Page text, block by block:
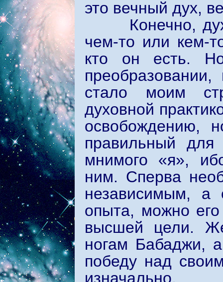
это вечный дух,
Конечно, дух
чем-то или кем-
кто он есть.
стало моим
духовной
освобождению,
правильный для
мнимого «я»,
ним. Сперва
независимым, а
опыта, можно его
высшей цели.
ногам Бабаджи,
победу над
изначально.